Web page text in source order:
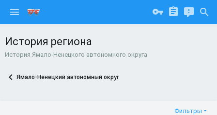
История региона
История Ямало-Ненецкого автономного округа
Ямало-Ненецкий автономный округ
Фильтры